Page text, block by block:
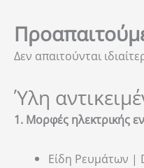
Δεν απαιτούνται
Ύλη
1. Μορφές ηλεκτρικής
Είδη Ρευμάτων |